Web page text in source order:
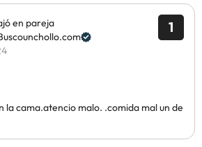
1
en pareja
la cama.atencio malo. .comida mal un de